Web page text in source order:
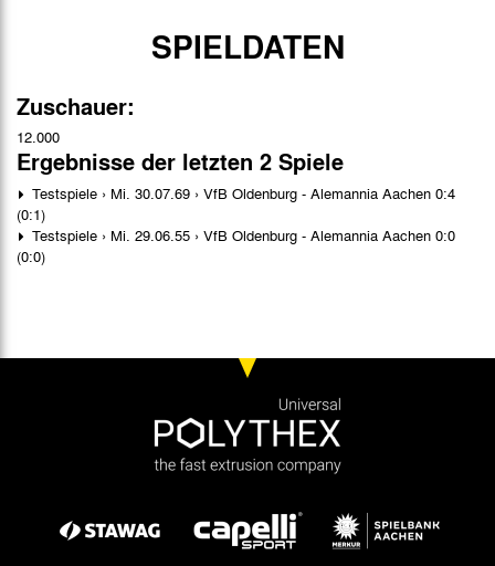
SPIELDATEN
Zuschauer:
12.000
Ergebnisse der letzten 2 Spiele
Testspiele › Mi. 30.07.69 › VfB Oldenburg - Alemannia Aachen 0:4
(0:1)
Testspiele › Mi. 29.06.55 › VfB Oldenburg - Alemannia Aachen 0:0
(0:0)